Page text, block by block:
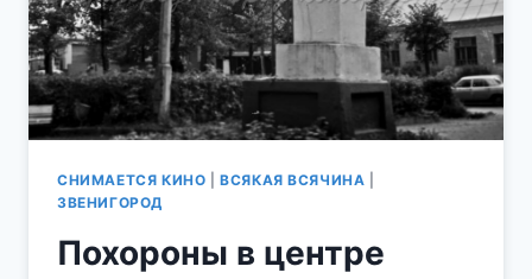
СНИМАЕТСЯ КИНО |ВСЯКАЯ ВСЯЧИНА
ЗВЕНИГОРОД
Похороны в центре